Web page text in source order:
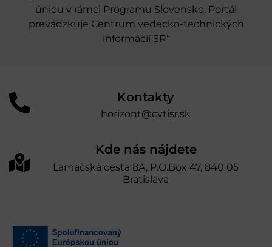
úniou v rámci Programu Slovensko. Portál
prevádzkuje Centrum vedecko-technických
informácií SR“
Kontakty
horizont@cvtisr.sk
Kde nás nájdete
Lamačská cesta 8A, P.O.Box 47, 840 05
Bratislava